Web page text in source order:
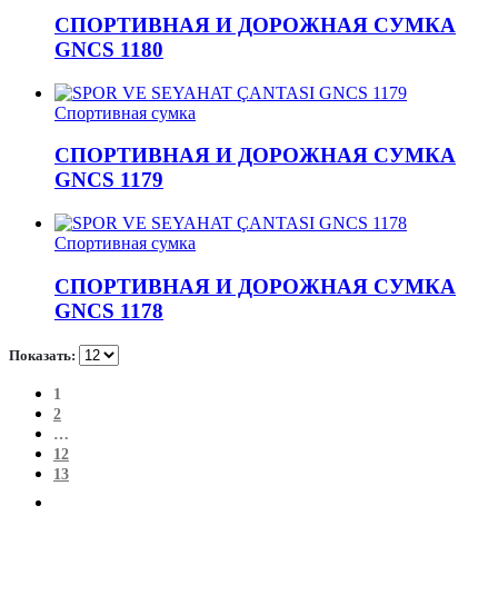
СПОРТИВНАЯ И ДОРОЖНАЯ СУМКА
GNCS 1180
Спортивная сумка
СПОРТИВНАЯ И ДОРОЖНАЯ СУМКА
GNCS 1179
Спортивная сумка
СПОРТИВНАЯ И ДОРОЖНАЯ СУМКА
GNCS 1178
Показать:
1
2
…
12
13